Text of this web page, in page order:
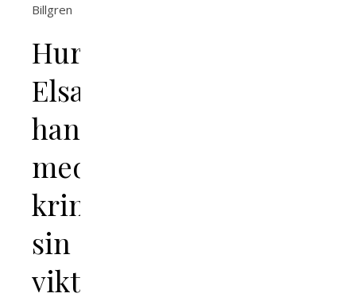
Hur
Elsa
hanterar
mediauppmärksamhet
kring
sin
vikt